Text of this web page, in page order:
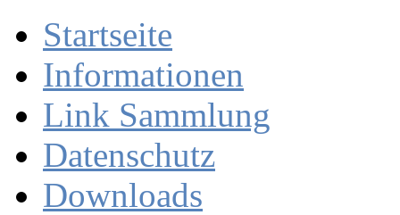
Startseite
Informationen
Link Sammlung
Datenschutz
Downloads